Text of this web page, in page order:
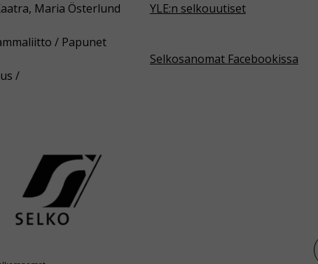
Maria Österlund
/ Papunet
/
YLE:n selkouutiset
Selkosanomat Facebookissa